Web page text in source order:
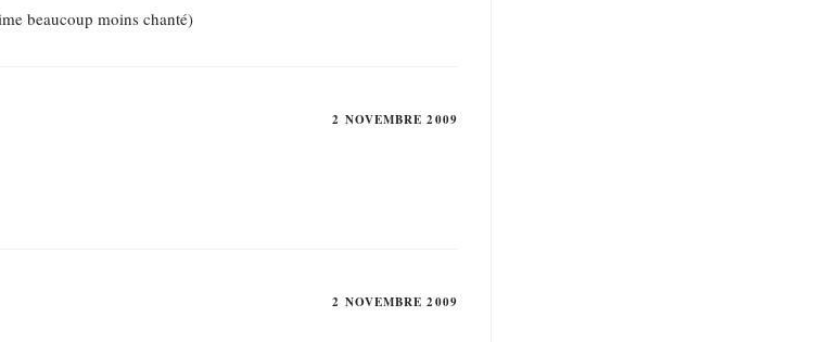
beaucoup moins chanté)
2 NOVEMBRE 2009
2 NOVEMBRE 2009